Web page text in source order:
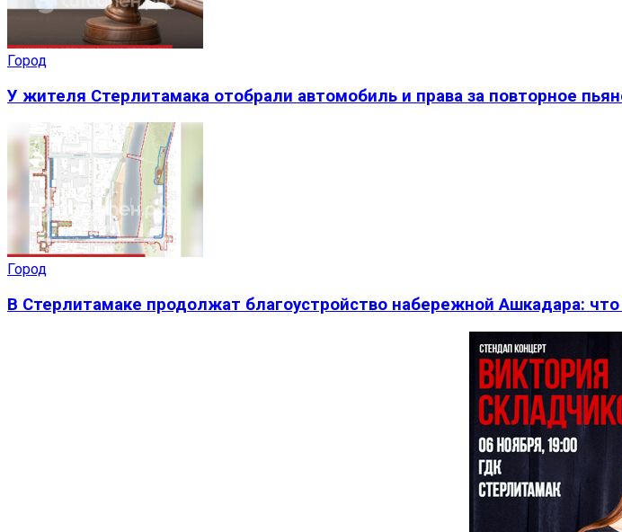
Город
У жителя Стерлитамака отобрали автомобиль и права за повторное
Город
В Стерлитамаке продолжат благоустройство набережной Ашкадара: